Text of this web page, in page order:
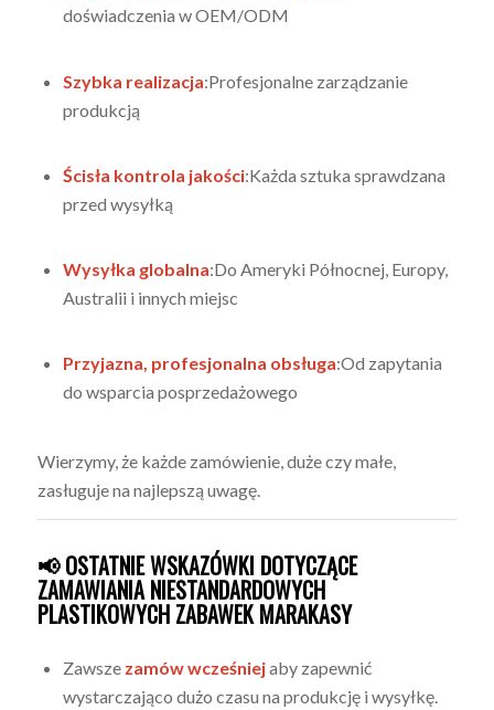
doświadczenia w OEM/ODM
Szybka realizacja:Profesjonalne zarządzanie
produkcją
Ścisła kontrola jakości:Każda sztuka sprawdzana
przed wysyłką
Wysyłka globalna:Do Ameryki Północnej, Europy,
Australii i innych miejsc
Przyjazna, profesjonalna obsługa:Od zapytania
do wsparcia posprzedażowego
Wierzymy, że każde zamówienie, duże czy małe,
zasługuje na najlepszą uwagę.
📢 OSTATNIE WSKAZÓWKI DOTYCZĄCE
ZAMAWIANIA NIESTANDARDOWYCH
PLASTIKOWYCH ZABAWEK MARAKASY
Zawsze zamów wcześniejaby zapewnić
wystarczająco dużo czasu na produkcję i wysyłkę.